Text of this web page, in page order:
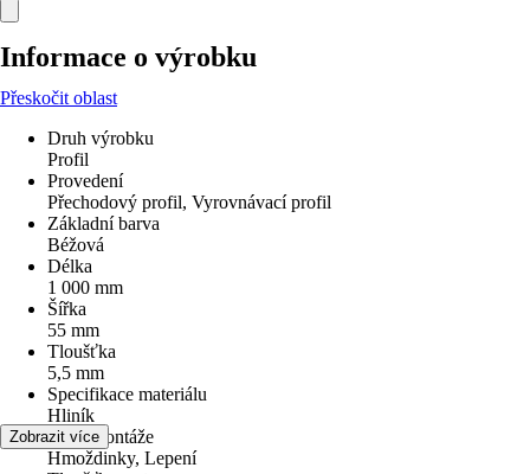
Informace o výrobku
Přeskočit oblast
Druh výrobku
Profil
Provedení
Přechodový profil, Vyrovnávací profil
Základní barva
Béžová
Délka
1 000 mm
Šířka
55 mm
Tloušťka
5,5 mm
Specifikace materiálu
Hliník
Druh montáže
Hmoždinky, Lepení
Zobrazit více